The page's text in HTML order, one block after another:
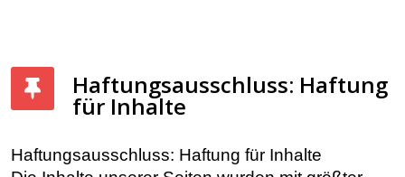
Haftungsausschluss: Haftung
für Inhalte
Haftungsausschluss: Haftung für Inhalte